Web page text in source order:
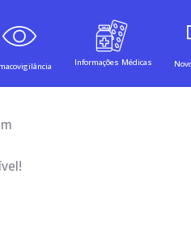
Informações Médicas